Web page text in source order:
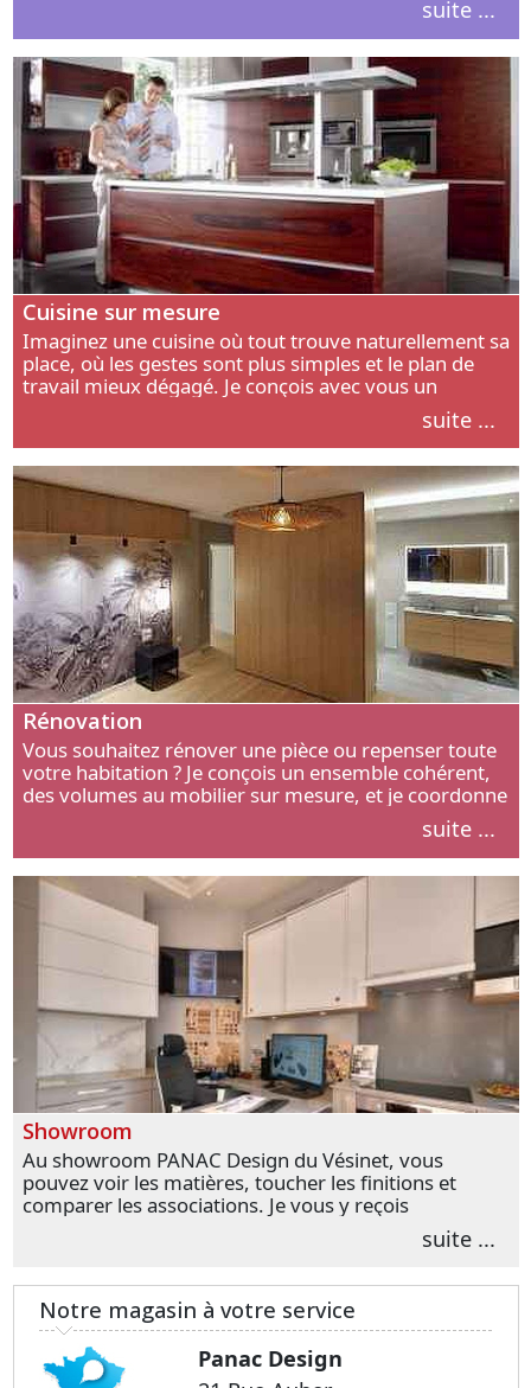
suite ...
Cuisine sur mesure
Imaginez une cuisine où tout trouve naturellement sa
place, où les gestes sont plus simples et le plan de
travail mieux dégagé. Je conçois avec vous un
aménagement adapté à votre manière de cuisiner, de
suite ...
Rénovation
Vous souhaitez rénover une pièce ou repenser toute
votre habitation ? Je conçois un ensemble cohérent,
des volumes au mobilier sur mesure, et je coordonne
suite ...
Showroom
Au showroom PANAC Design du Vésinet, vous
pouvez voir les matières, toucher les finitions et
comparer les associations. Je vous y reçois
personnellement pour parler de votre projet et
transformer vos premières idées en choix plussuite ...
Notre magasin à votre service
Panac Design